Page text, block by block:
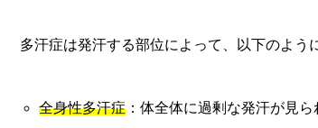
多汗症は発汗する部位によって、以下のよう
全身性多汗症：体全体に過剰な発汗が見ら